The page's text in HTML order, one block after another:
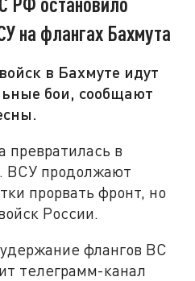
на флангах Бахмута
в Бахмуте идут
бои, сообщают
превратилась в
ВСУ продолжают
прорвать фронт, но
России.
флангов ВС
телеграмм-канал